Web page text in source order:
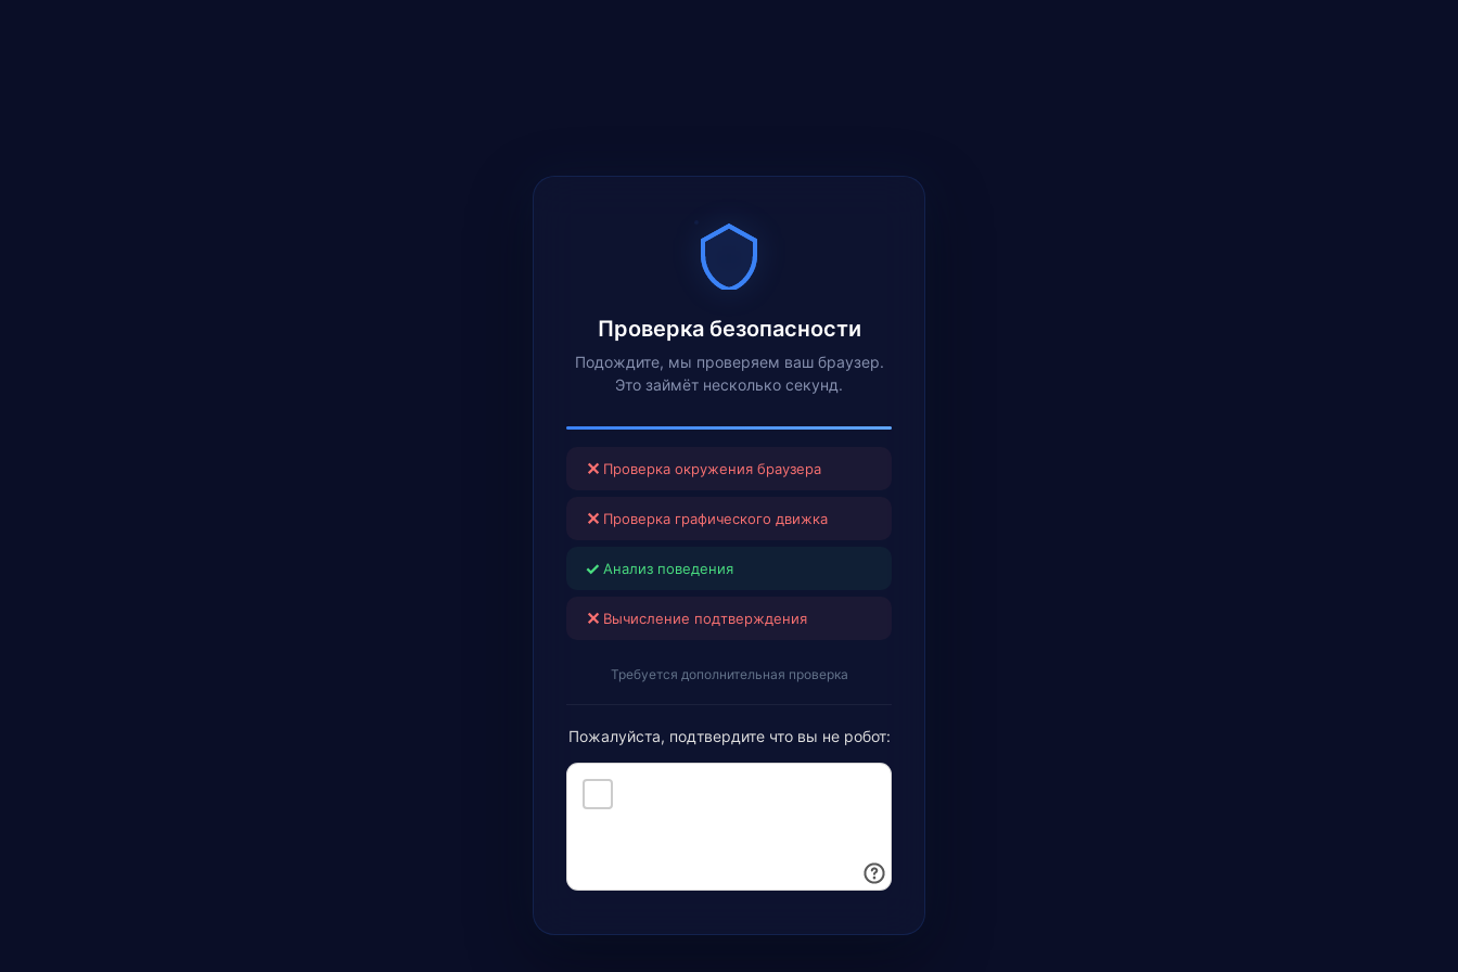
Проверка безопасности
Подождите, мы проверяем ваш браузер.
Это займёт несколько секунд.
✕ Проверка окружения браузера
✕ Проверка графического движка
✓ Анализ поведения
✕ Вычисление подтверждения
Требуется дополнительная проверка
Пожалуйста, подтвердите что вы не робот: